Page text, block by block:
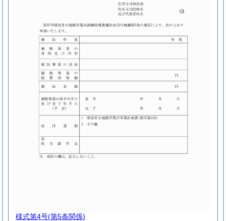
様式第4号(第5条関係)